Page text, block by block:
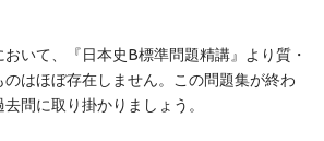
おいて、『日本史B標準問題精講』より質・
はほぼ存在しません。この問題集が終わ
問に取り掛かりましょう。